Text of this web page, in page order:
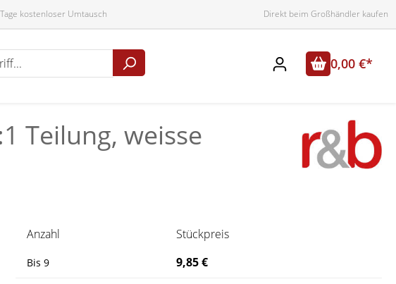
kostenloser Umtausch Direkt beim Großhändler kaufen
0,00 €*
Teilung, weisse
Anzahl Stückpreis
Bis 9 9,85 €